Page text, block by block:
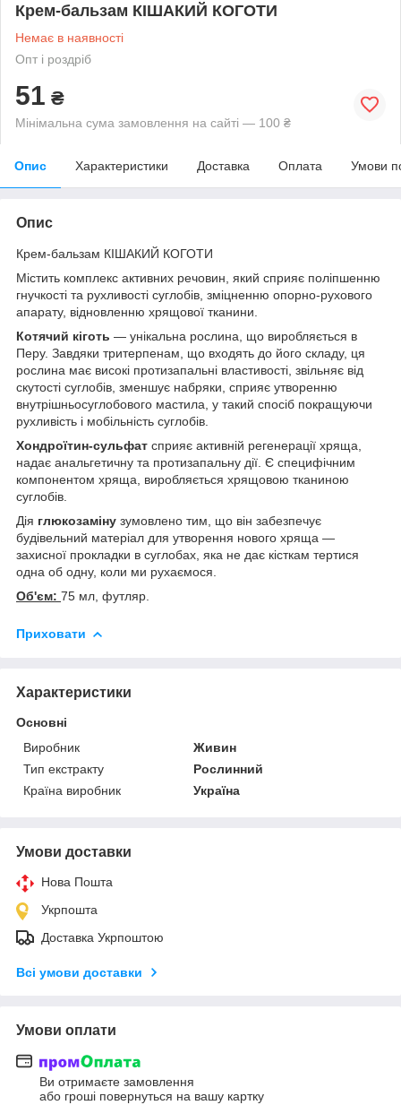
Крем-бальзам КІШАКИЙ КОГОТИ
Немає в наявності
Опт і роздріб
51 ₴
Мінімальна сума замовлення на сайті — 100 ₴
Опис Характеристики Доставка Оплата Умови
Опис
Крем-бальзам КІШАКИЙ КОГОТИ
Містить комплекс активних речовин, який сприяє поліпшенню
гнучкості та рухливості суглобів, зміцненню опорно-рухового
апарату, відновленню хрящової тканини.
Котячий кіготь — унікальна рослина, що виробляється в
Перу. Завдяки тритерпенам, що входять до його складу, ця
рослина має високі протизапальні властивості, звільняє від
скутості суглобів, зменшує набряки, сприяє утворенню
внутрішньосуглобового мастила, у такий спосіб покращуючи
рухливість і мобільність суглобів.
Хондроїтин-сульфат сприяє активній регенерації хряща,
надає анальгетичну та протизапальну дії. Є специфічним
компонентом хряща, виробляється хрящовою тканиною
суглобів.
Дія глюкозаміну зумовлено тим, що він забезпечує
будівельний матеріал для утворення нового хряща —
захисної прокладки в суглобах, яка не дає кісткам тертися
одна об одну, коли ми рухаємося.
Об'єм: 75 мл, футляр.
Приховати
Характеристики
Основні
Виробник
Живин
Тип екстракту
Рослинний
Країна виробник
Україна
Умови доставки
Нова Пошта
Укрпошта
Доставка Укрпоштою
Всі умови доставки
Умови оплати
Ви отримаєте замовлення
або гроші повернуться на вашу картку